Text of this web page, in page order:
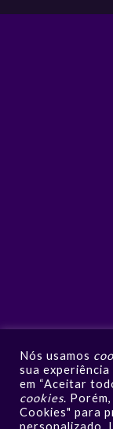
Nós usamos
sua
em “Aceitar
cookies.
Cookies" para
personalizado.